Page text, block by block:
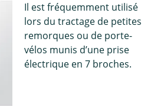
Il est fréquemment utilisé
lors du tractage de petites
remorques ou de porte-
vélos munis d’une prise
électrique en 7 broches.